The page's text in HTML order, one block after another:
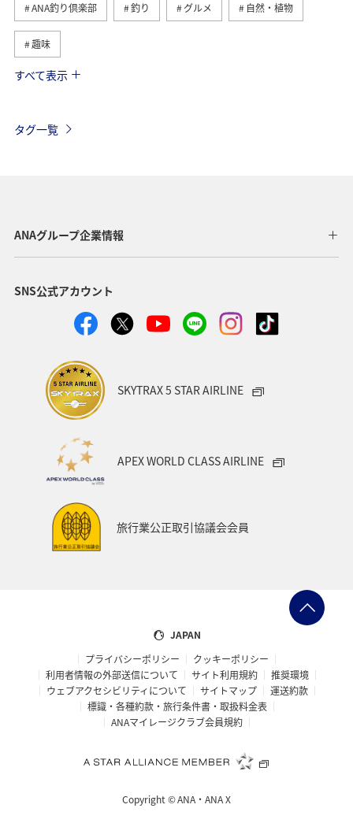
ANA釣り倶楽部 釣り グルメ 自然・植物
趣味
歴史・文化・芸術
アオリイカ メジナ 冬 アユ
すべて表示
タグ一覧
ANAグループ企業情報
SNS公式アカウント
SKYTRAX 5 STAR AIRLINE
APEX WORLD CLASS AIRLINE
旅行業公正取引協議会会員
JAPAN
プライバシーポリシー
クッキーポリシー
利用者情報の外部送信について
サイト利用規約
推奨環境
ウェブアクセシビリティについて
サイトマップ
運送約款
標識・各種約款・旅行条件書・取扱料金表
ANAマイレージクラブ会員規約
Copyright ©ANA・ANA X